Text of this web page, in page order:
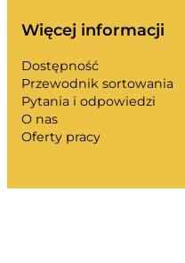
Więcej informacji
Dostępność
Przewodnik sortowania
Pytania i odpowiedzi
O nas
Oferty pracy